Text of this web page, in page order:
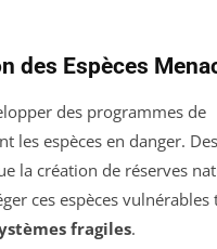
des Espèces
des programmes de
les espèces en danger.
la création de réserves
ces espèces vulnérables
fragiles.